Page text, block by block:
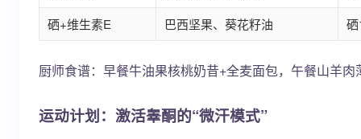
硒+维生素E
巴西坚果、葵花籽油
厨师食谱：早餐牛油果核桃奶昔+全麦面包，午餐山羊
运动计划：激活睾酮的“微汗模式”